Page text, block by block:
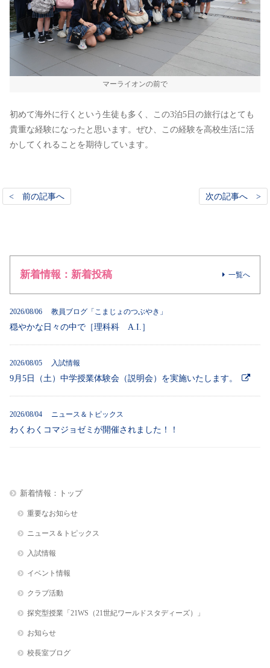
マーライオンの前で
初めて海外に行くという生徒も多く、この3泊5日の旅行はとても
貴重な経験になったと思います。ぜひ、この経験を高校生活に活
かしてくれることを期待しています。
< 前の記事へ 次の記事へ >
新着情報：新着投稿 一覧へ
2026/08/06 教員ブログ「こまじょのつぶやき」
穏やかな日々の中で［理科科 A.I.］
2026/08/05 入試情報
9月5日（土）中学授業体験会（説明会）を実施いたします。
2026/08/04 ニュース＆トピックス
わくわくコマジョゼミが開催されました！！
新着情報：トップ
重要なお知らせ
ニュース＆トピックス
入試情報
イベント情報
クラブ活動
探究型授業「21WS（21世紀ワールドスタディーズ）」
お知らせ
校長室ブログ